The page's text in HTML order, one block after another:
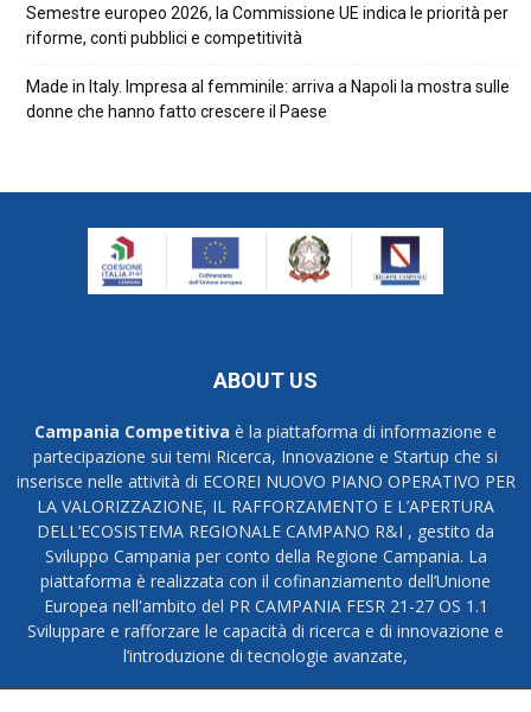
Semestre europeo 2026, la Commissione UE indica le priorità per
riforme, conti pubblici e competitività
Made in Italy. Impresa al femminile: arriva a Napoli la mostra sulle
donne che hanno fatto crescere il Paese
ABOUT US
Campania Competitiva è la piattaforma di informazione e
partecipazione sui temi Ricerca, Innovazione e Startup che si
inserisce nelle attività di ECOREI NUOVO PIANO OPERATIVO PER
LA VALORIZZAZIONE, IL RAFFORZAMENTO E L’APERTURA
DELL’ECOSISTEMA REGIONALE CAMPANO R&I , gestito da
Sviluppo Campania per conto della Regione Campania. La
piattaforma è realizzata con il cofinanziamento dell’Unione
Europea nell'ambito del PR CAMPANIA FESR 21-27 OS 1.1
Sviluppare e rafforzare le capacità di ricerca e di innovazione e
l’introduzione di tecnologie avanzate,